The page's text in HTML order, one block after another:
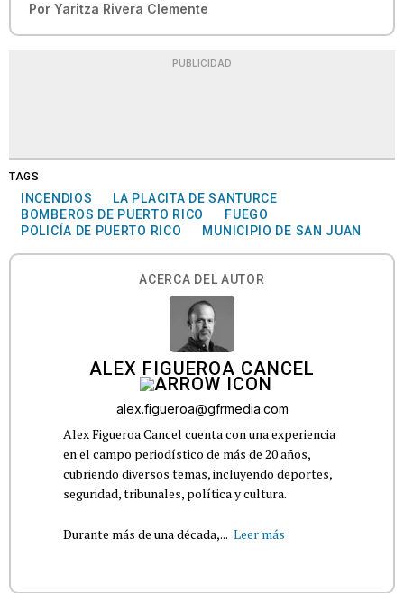
Por Yaritza Rivera Clemente
PUBLICIDAD
TAGS
INCENDIOS
LA PLACITA DE SANTURCE
BOMBEROS DE PUERTO RICO
FUEGO
POLICÍA DE PUERTO RICO
MUNICIPIO DE SAN JUAN
ACERCA DEL AUTOR
ALEX FIGUEROA CANCEL
alex.figueroa@gfrmedia.com
Alex Figueroa Cancel cuenta con una experiencia
en el campo periodístico de más de 20 años,
cubriendo diversos temas, incluyendo deportes,
seguridad, tribunales, política y cultura.
Durante más de una década,... Leer más